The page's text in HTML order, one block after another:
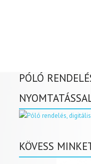
PÓLÓ
KÖVESS